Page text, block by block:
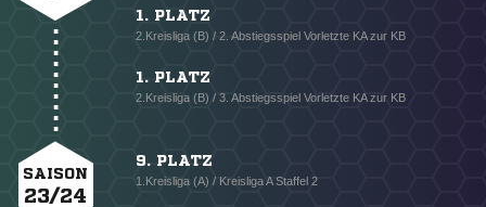
1. PLATZ
2.Kreisliga (B) / 2. Abstiegsspiel Vorletzte KA zur KB
1. PLATZ
2.Kreisliga (B) / 3. Abstiegsspiel Vorletzte KA zur KB
SAISON
23/24
9. PLATZ
1.Kreisliga (A) / Kreisliga A Staffel 2